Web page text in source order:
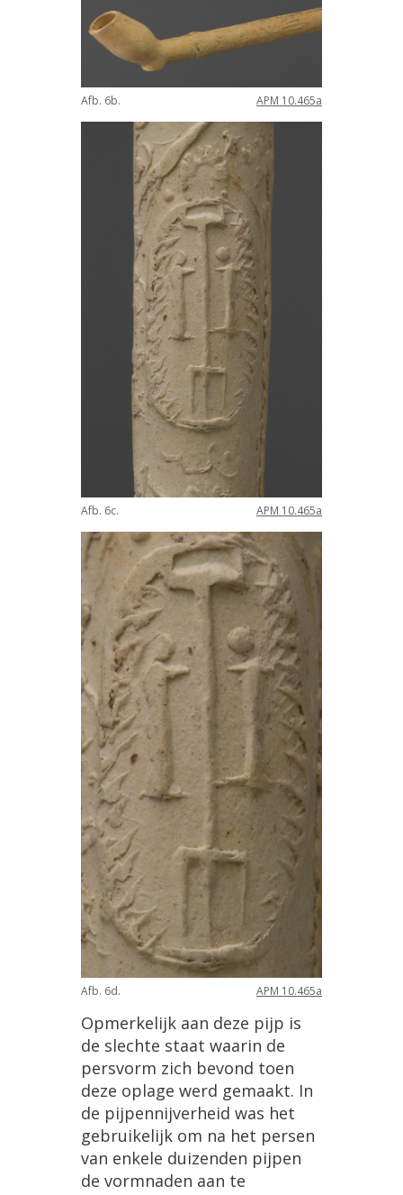
Afb. 6b. APM 10.465a
Afb. 6c. APM 10.465a
Afb. 6d. APM 10.465a
Opmerkelijk aan deze pijp is
de slechte staat waarin de
persvorm zich bevond toen
deze oplage werd gemaakt. In
de pijpennijverheid was het
gebruikelijk om na het persen
van enkele duizenden pijpen
de vormnaden aan te